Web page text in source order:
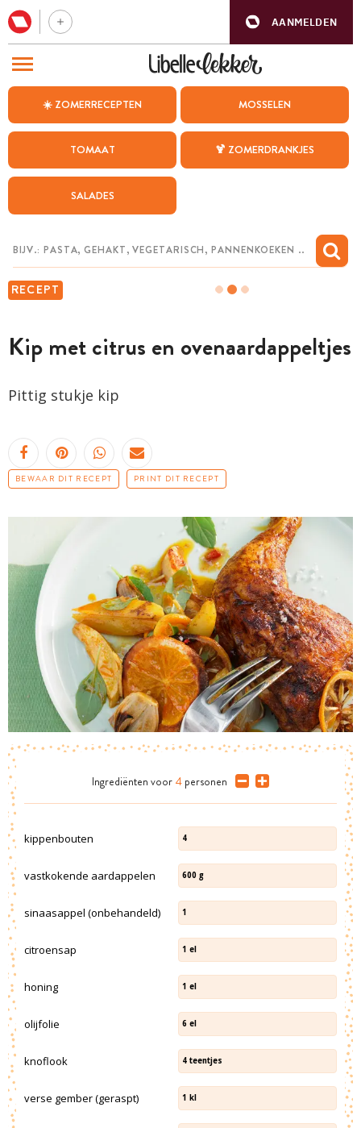
AANMELDEN
☀️ ZOMERRECEPTEN MOSSELEN
TOMAAT 🍹 ZOMERDRANKJES
SALADES
RECEPT
Kip met citrus en ovenaardappeltjes
Pittig stukje kip
BEWAAR DIT RECEPT PRINT DIT RECEPT
Ingrediënten voor 4 personen
kippenbouten 4
vastkokende aardappelen 600 g
sinaasappel (onbehandeld) 1
citroensap 1 el
honing 1 el
olijfolie 6 el
knoflook 4 teentjes
verse gember (geraspt) 1 kl
BEZOEK ONZE ANDERE WEBSITES
WEEKMENU
CHAT MET MAIA
MIJN BEWAARDE RECEPTEN